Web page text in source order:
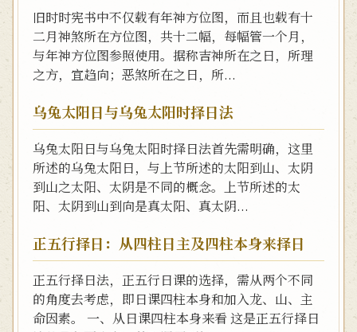
旧时时宪书中不仅载有年神方位图，而且也载有十
二月神煞所在方位图，共十二幅，每幅管一个月，
与年神方位图参照使用。据称吉神所在之日，所理
之方，宜趋向；恶煞所在之日，所...
乌兔太阳日与乌兔太阳时择日法
乌兔太阳日与乌兔太阳时择日法首先需明确，这里
所述的乌兔太阳日，与上节所述的太阳到山、太阴
到山之太阳、太阴是不同的概念。上节所述的太
阳、太阴到山到向是真太阳、真太阴...
正五行择日：从四柱日主及四柱本身来择日
正五行择日法，正五行日课的选择，需从两个不同
的角度去考虑，即日课四柱本身和加入龙、山、主
命因素。 一、从日课四柱本身来看 这是正五行择日